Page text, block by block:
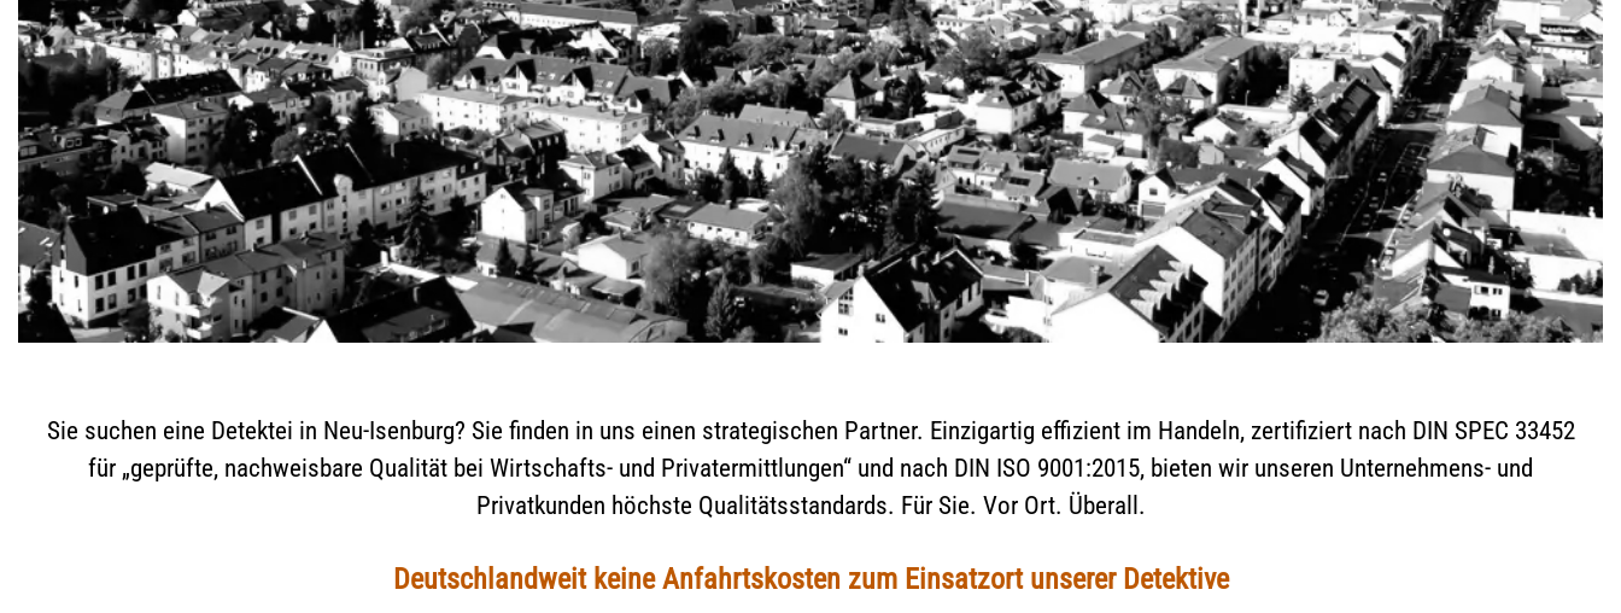
Sie suchen eine Detektei in Neu-Isenburg? Sie finden in uns einen strategischen Partner. Einzigartig effizient im Handeln, zertifiziert nach DIN SPEC 33452
für „geprüfte, nachweisbare Qualität bei Wirtschafts- und Privatermittlungen“ und nach DIN ISO 9001:2015, bieten wir unseren Unternehmens- und
Privatkunden höchste Qualitätsstandards. Für Sie. Vor Ort. Überall.
Deutschlandweit keine Anfahrtskosten zum Einsatzort unserer Detektive